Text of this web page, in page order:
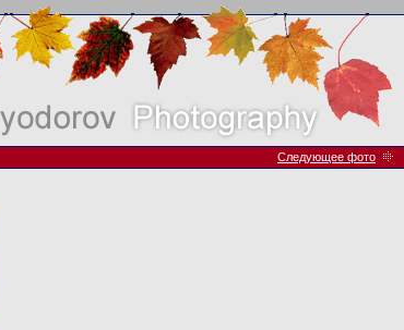
Следующее фото